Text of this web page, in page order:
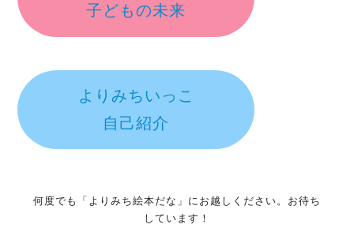
子どもの未来
よりみちいっこ
自己紹介
何度でも「よりみち絵本だな」にお越しください。お待ち
しています！